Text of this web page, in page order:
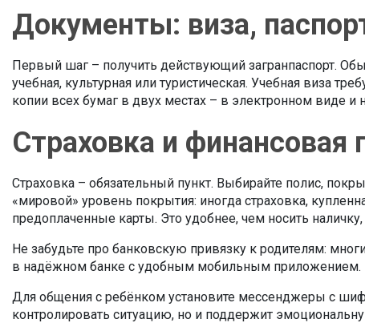
Документы: виза,
Первый шаг – получить действующий загранпаспорт.
учебная, культурная или туристическая. Учебная виза
копии всех бумаг в двух местах – в электронном виде и
Страховка и финансовая
Страховка – обязательный пункт. Выбирайте полис,
«мировой» уровень покрытия: иногда страховка,
предоплаченные карты. Это удобнее, чем носить
Не забудьте про банковскую привязку к родителям:
в надёжном банке с удобным мобильным приложением.
Для общения с ребёнком установите мессенджеры с
контролировать ситуацию, но и поддержит